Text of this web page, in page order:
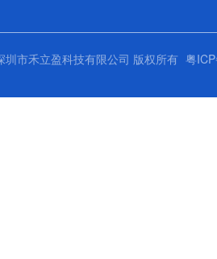
市禾立盈科技有限公司 版权所有 粤